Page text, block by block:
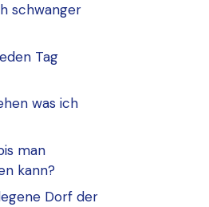
schwanger
Tag
was ich
man
kann?
Dorf der